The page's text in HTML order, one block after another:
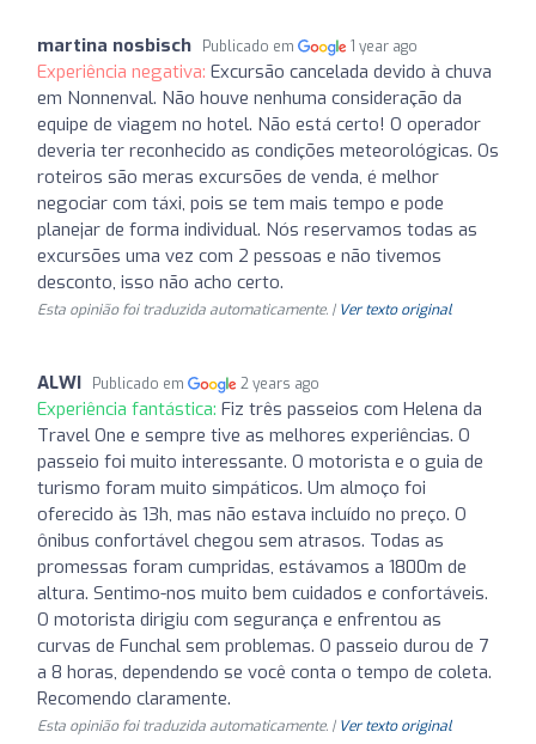
martina nosbisch Publicado em 1 year ago
Experiência negativa: Excursão cancelada devido à chuva
em Nonnenval. Não houve nenhuma consideração da
equipe de viagem no hotel. Não está certo! O operador
deveria ter reconhecido as condições meteorológicas. Os
roteiros são meras excursões de venda, é melhor
negociar com táxi, pois se tem mais tempo e pode
planejar de forma individual. Nós reservamos todas as
excursões uma vez com 2 pessoas e não tivemos
desconto, isso não acho certo.
Esta opinião foi traduzida automaticamente. | Ver texto original
ALWI Publicado em 2 years ago
Experiência fantástica: Fiz três passeios com Helena da
Travel One e sempre tive as melhores experiências. O
passeio foi muito interessante. O motorista e o guia de
turismo foram muito simpáticos. Um almoço foi
oferecido às 13h, mas não estava incluído no preço. O
ônibus confortável chegou sem atrasos. Todas as
promessas foram cumpridas, estávamos a 1800m de
altura. Sentimo-nos muito bem cuidados e confortáveis.
O motorista dirigiu com segurança e enfrentou as
curvas de Funchal sem problemas. O passeio durou de 7
a 8 horas, dependendo se você conta o tempo de coleta.
Recomendo claramente.
Esta opinião foi traduzida automaticamente. | Ver texto original